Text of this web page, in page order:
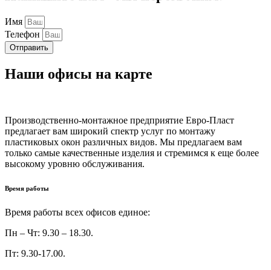
Имя
Телефон
Отправить
Наши офисы на карте
Производственно-монтажное предприятие Евро-Пласт
предлагает вам широкий спектр услуг по монтажу
пластиковых окон различных видов. Мы предлагаем вам
только самые качественные изделия и стремимся к еще более
высокому уровню обслуживания.
Время работы
Время работы всех офисов единое:
Пн – Чт: 9.30 – 18.30.
Пт: 9.30-17.00.